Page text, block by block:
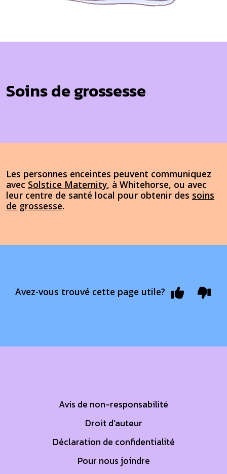
Soins de grossesse
Les personnes enceintes peuvent communiquez
avec Solstice Maternity, à Whitehorse, ou avec
leur centre de santé local pour obtenir des soins
de grossesse.
Avez-vous trouvé cette page utile?
Footer FirstAvis de non-responsabilité
Droit d’auteur
Déclaration de confidentialité
Pour nous joindre